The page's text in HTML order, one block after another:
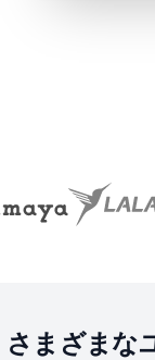
さまざまな